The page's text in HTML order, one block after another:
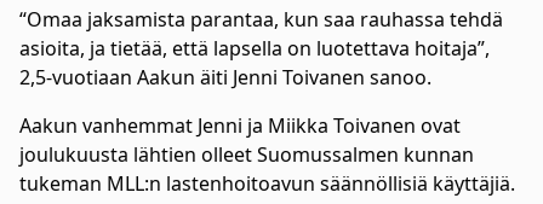
“Omaa jaksamista parantaa, kun saa rauhassa tehdä
asioita, ja tietää, että lapsella on luotettava hoitaja”,
2,5-vuotiaan Aakun äiti Jenni Toivanen sanoo.
Aakun vanhemmat Jenni ja Miikka Toivanen ovat
joulukuusta lähtien olleet Suomussalmen kunnan
tukeman MLL:n lastenhoitoavun säännöllisiä käyttäjiä.